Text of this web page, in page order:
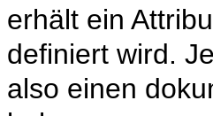
erhält ein
definiert wird.
also einen